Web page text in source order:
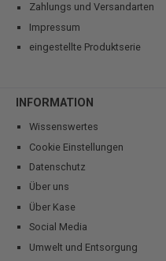
Zahlungs und Versandarten
Impressum
eingestellte Produktserie
INFORMATION
Wissenswertes
Cookie Einstellungen
Datenschutz
Über uns
Über Kase
Social Media
Umwelt und Entsorgung